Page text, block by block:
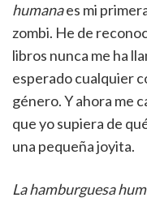
humanaes mi
zombi. He de
libros nunca me ha
esperado cualquier
género. Y ahora me
que yo supiera de
una pequeña joyita.
La hamburguesa